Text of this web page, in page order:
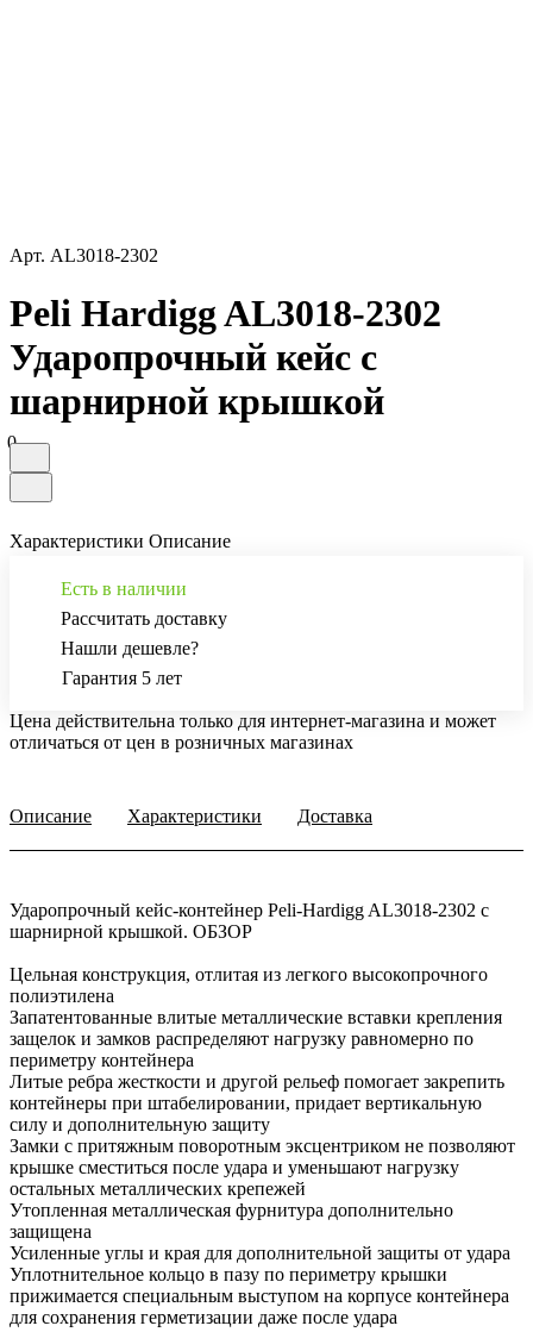
Арт. AL3018-2302
Peli Hardigg AL3018-2302
Ударопрочный кейс с
шарнирной крышкой
0
Характеристики Описание
Есть в наличии
Рассчитать доставку
Нашли дешевле?
Гарантия 5 лет
Цена действительна только для интернет-магазина и может
отличаться от цен в розничных магазинах
Описание Характеристики Доставка
Ударопрочный кейс-контейнер Peli-Hardigg AL3018-2302 с
шарнирной крышкой. ОБЗОР
Цельная конструкция, отлитая из легкого высокопрочного
полиэтилена
Запатентованные влитые металлические вставки крепления
защелок и замков распределяют нагрузку равномерно по
периметру контейнера
Литые ребра жесткости и другой рельеф помогает закрепить
контейнеры при штабелировании, придает вертикальную
силу и дополнительную защиту
Замки с притяжным поворотным эксцентриком не позволяют
крышке сместиться после удара и уменьшают нагрузку
остальных металлических крепежей
Утопленная металлическая фурнитура дополнительно
защищена
Усиленные углы и края для дополнительной защиты от удара
Уплотнительное кольцо в пазу по периметру крышки
прижимается специальным выступом на корпусе контейнера
для сохранения герметизации даже после удара